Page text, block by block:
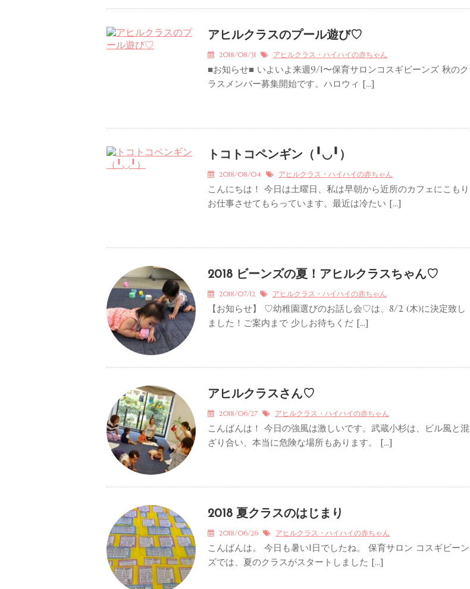
アヒルクラスのプール遊び♡
2018/08/31 アヒルクラス・ハイハイの赤ちゃん
■お知らせ■ いよいよ来週9/1〜保育サロンコスギビーンズ 秋のク
ラスメンバー募集開始です。ハロウィ […]
トコトコペンギン（╹◡╹）
2018/08/04 アヒルクラス・ハイハイの赤ちゃん
こんにちは！ 今日は土曜日、私は早朝から近所のカフェにこもり
お仕事させてもらっています。最近は冷たい […]
2018 ビーンズの夏！アヒルクラスちゃん♡
2018/07/12 アヒルクラス・ハイハイの赤ちゃん
【お知らせ】 ♡幼稚園選びのお話し会♡は、8/2 (木)に決定致し
ました！ご案内まで 少しお待ちくだ […]
アヒルクラスさん♡
2018/06/27 アヒルクラス・ハイハイの赤ちゃん
こんばんは！ 今日の強風は激しいです。武蔵小杉は、ビル風と混
ざり合い、本当に危険な場所もあります。 […]
2018 夏クラスのはじまり
2018/06/26 アヒルクラス・ハイハイの赤ちゃん
こんばんは。 今日も暑い1日でしたね。 保育サロン コスギビーン
ズでは、夏のクラスがスタートしました […]